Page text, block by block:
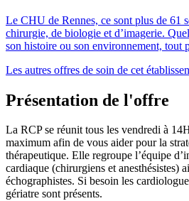
Le CHU de Rennes, ce sont plus de 61
chirurgie, de biologie et d’imagerie.
son histoire ou son environnement, tout
Les autres offres de soin de cet
Présentation de l'offre
La RCP se réunit tous les vendredi à
maximum afin de vous aider pour la
thérapeutique. Elle regroupe l’équipe
cardiaque (chirurgiens et anesthésistes)
échographistes. Si besoin les
gériatre sont présents.